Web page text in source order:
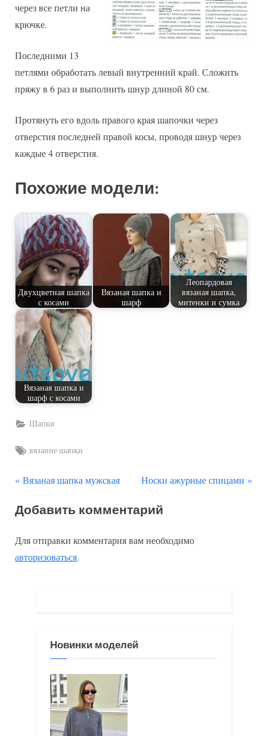
через все петли на
крючке.
Последними 13
петлями обработать левый внутренний край. Сложить
пряжу в 6 раз и выполнить шнур длиной 80 см.
Протянуть его вдоль правого края шапочки через
отверстия последней правой косы, проводя шнур через
каждые 4 отверстия.
Похожие модели:
Двухцветная шапка
с косами
Вязаная шапка и
шарф
Леопардовая
вязаная шапка,
митенки и сумка
Вязаная шапка и
шарф с косами
Шапки
Tags:
вязание шапки
Навигация
по
записям
П
е
ы
д
Вязаная шапка мужская
С
е
у
Носки ажурные спицами
Добавить комментарий
Для отправки комментария вам необходимо
авторизоваться.
Новинки моделей